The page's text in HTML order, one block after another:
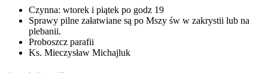
Czynna: wtorek i piątek po godz 19
Sprawy pilne załatwiane są po Mszy św w zakrystii lub na
plebanii.
Proboszcz parafii
Ks. Mieczysław Michajluk